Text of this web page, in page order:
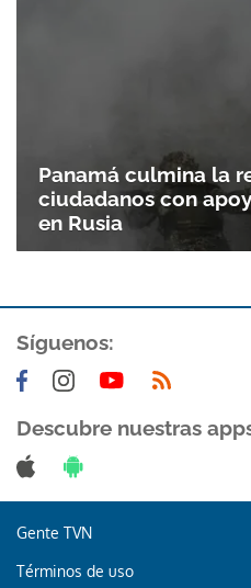
Panamá culmina la
ciudadanos con
en Rusia
Síguenos:
Descubre nuestras
Gente TVN
Términos de uso